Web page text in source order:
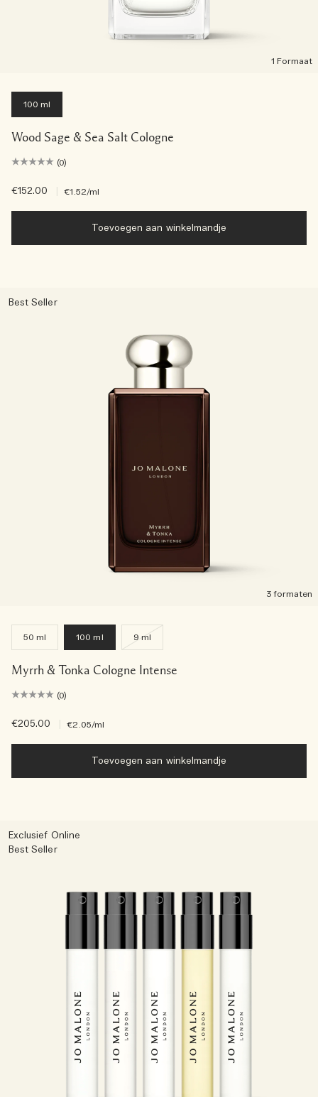
1 Formaat
100 ml
Wood Sage & Sea Salt Cologne
(0)
€152.00 €1.52/ml
Toevoegen aan winkelmandje
Best Seller
3 formaten
50 ml 100 ml 9 ml
Myrrh & Tonka Cologne Intense
(0)
€205.00 €2.05/ml
Toevoegen aan winkelmandje
Exclusief Online
Best Seller